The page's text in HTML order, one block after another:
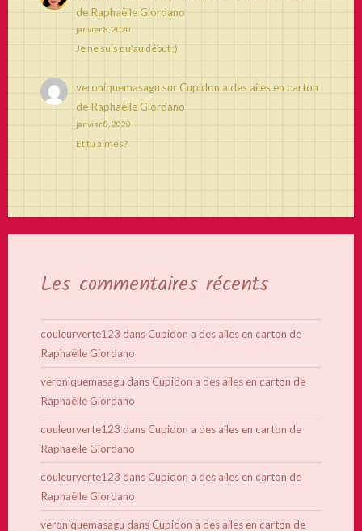
de Raphaëlle Giordano
janvier 8, 2020
Je ne suis qu'au début ;)
veroniquemasagu sur Cupidon a des ailes en carton
de Raphaëlle Giordano
janvier 8, 2020
Et tu aimes?
Les commentaires récents
couleurverte123 dans Cupidon a des ailes en carton de
Raphaëlle Giordano
veroniquemasagu dans Cupidon a des ailes en carton de
Raphaëlle Giordano
couleurverte123 dans Cupidon a des ailes en carton de
Raphaëlle Giordano
couleurverte123 dans Cupidon a des ailes en carton de
Raphaëlle Giordano
veroniquemasagu dans Cupidon a des ailes en carton de